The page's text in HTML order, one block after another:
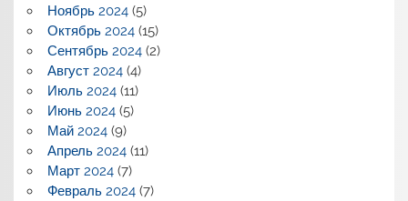
Ноябрь 2024(5)
Октябрь 2024(15)
Сентябрь 2024(2)
Август 2024(4)
Июль 2024(11)
Июнь 2024(5)
Май 2024(9)
Апрель 2024(11)
Март 2024(7)
Февраль 2024(7)